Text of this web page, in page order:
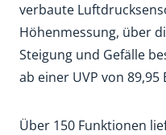
verbaute
Höhenmessung, über
Steigung und Gefälle
ab einer UVP von 89,95
Über 150 Funktionen